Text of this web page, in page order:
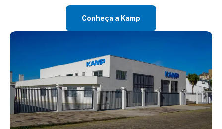
Conheça a Kamp